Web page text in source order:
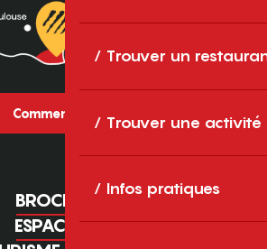
Trouver un
Trouver une activité
Infos pratiques
Comment venir ?
BROCHURES
ESPACE PRO